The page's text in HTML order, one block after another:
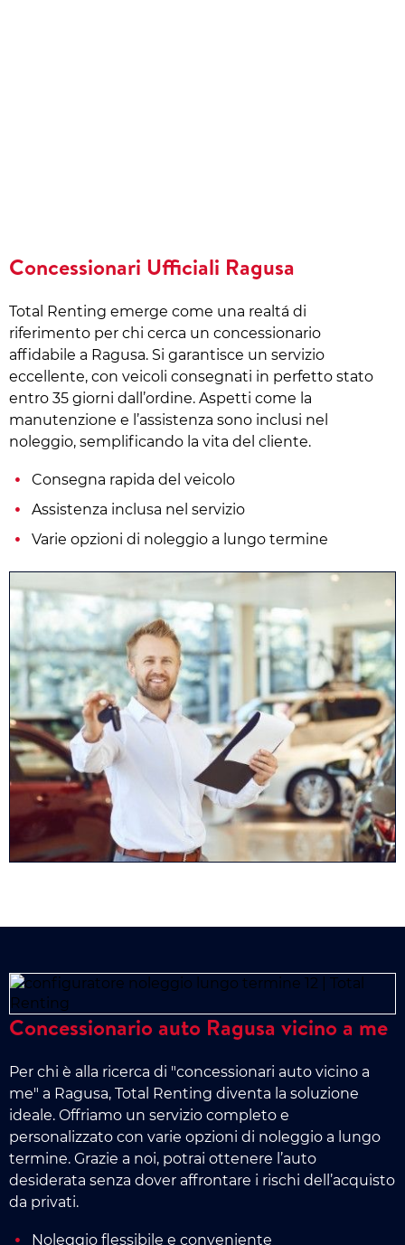
Concessionari Ufficiali Ragusa
Total Renting emerge come una realtá di
riferimento per chi cerca un concessionario
affidabile a Ragusa. Si garantisce un servizio
eccellente, con veicoli consegnati in perfetto stato
entro 35 giorni dall’ordine. Aspetti come la
manutenzione e l’assistenza sono inclusi nel
noleggio, semplificando la vita del cliente.
Consegna rapida del veicolo
Assistenza inclusa nel servizio
Varie opzioni di noleggio a lungo termine
Concessionario auto Ragusa vicino a me
Per chi è alla ricerca di "concessionari auto vicino a
me" a Ragusa, Total Renting diventa la soluzione
ideale. Offriamo un servizio completo e
personalizzato con varie opzioni di noleggio a lungo
termine. Grazie a noi, potrai ottenere l’auto
desiderata senza dover affrontare i rischi dell’acquisto
da privati.
Noleggio flessibile e conveniente